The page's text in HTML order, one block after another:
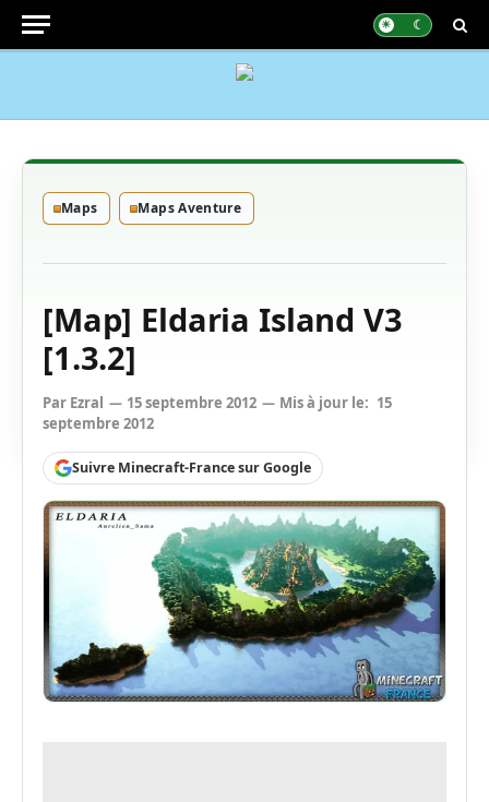
Maps Maps Aventure
[Map] Eldaria Island V3
[1.3.2]
Par Ezral 15 septembre 2012 Mis à jour le: 15
septembre 2012
Suivre Minecraft-France sur Google